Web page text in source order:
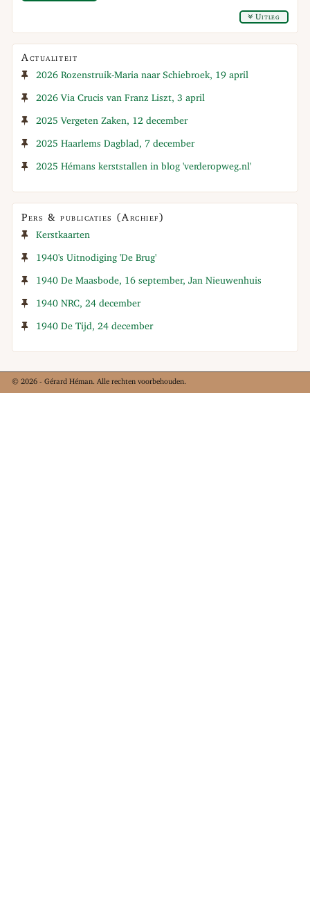
Uitleg
Actualiteit
2026 Rozenstruik-Maria naar Schiebroek, 19 april
2026 Via Crucis van Franz Liszt, 3 april
2025 Vergeten Zaken, 12 december
2025 Haarlems Dagblad, 7 december
2025 Hémans kerststallen in blog 'verderopweg.nl'
Pers & publicaties (Archief)
Kerstkaarten
1940's Uitnodiging 'De Brug'
1940 De Maasbode, 16 september, Jan Nieuwenhuis
1940 NRC, 24 december
1940 De Tijd, 24 december
© 2026 - Gérard Héman. Alle rechten voorbehouden.